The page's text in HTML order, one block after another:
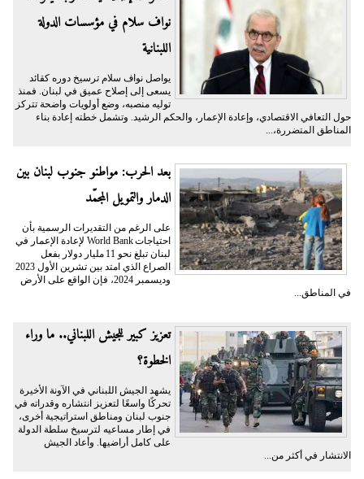
نواف سلام في مؤسسات الدولة
اللبنانية
يواصل نواف سلام ترسيخ دوره كقائد
يسعى إلى إصلاح عميق في لبنان. فمنذ
توليه منصبه، وضع أولويات واضحة تتركز
حول التعافي الاقتصادي، وإعادة الإعمار، والحكم الرشيد. وتشمل خطته إعادة بناء
المناطق المتضررة،...
بعد الحرب: مواطنو جنوب لبنان بين
الدمار والتمويل المجمّد
على الرغم من التقديرات الرسمية بأن
احتياجات World Bank لإعادة الإعمار في
لبنان تبلغ نحو 11 مليار دولار بفعل
الصراع الذي امتد بين تشرين الأول 2023
وديسمبر 2024، فإن الواقع على الأرض
في المناطق...
تعزيز كبير للجيش اللبناني.. ما وراء
الخطوة؟
يشهد الجيش اللبناني في الآونة الأخيرة
تحركًا واسعًا لتعزيز انتشاره وقدراته في
جنوب لبنان ومناطق استراتيجية أخرى،
في إطار مساعيه لترسيخ سلطة الدولة
على كامل أراضيها. وأعاد الجيش
الانتشار في أكثر من...